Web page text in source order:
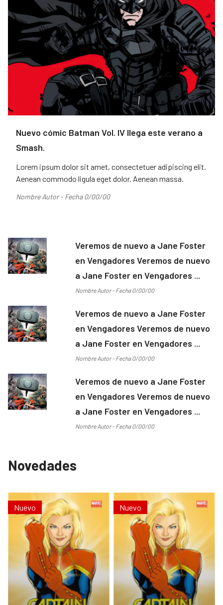
Nuevo cómic Batman Vol. IV llega este verano a
Smash.
Lorem ipsum dolor sit amet, consectetuer adipiscing elit.
Aenean commodo ligula eget dolor. Aenean massa.
Nombre Autor - Fecha 0/00/00
Veremos de nuevo a Jane Foster
en Vengadores Veremos de nuevo
a Jane Foster en Vengadores ...
Nombre Autor - Fecha 0/00/00
Veremos de nuevo a Jane Foster
en Vengadores Veremos de nuevo
a Jane Foster en Vengadores ...
Nombre Autor - Fecha 0/00/00
Veremos de nuevo a Jane Foster
en Vengadores Veremos de nuevo
a Jane Foster en Vengadores ...
Nombre Autor - Fecha 0/00/00
Novedades
Nuevo Nuevo